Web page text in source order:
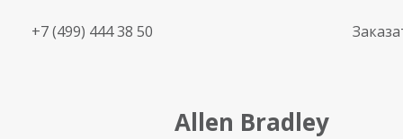
+7 (499) 444 38 50
Allen Bradley